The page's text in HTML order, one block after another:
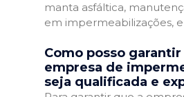
manta asfáltica,
em impermeabilizações,
Como posso garantir
empresa de
seja qualificada e